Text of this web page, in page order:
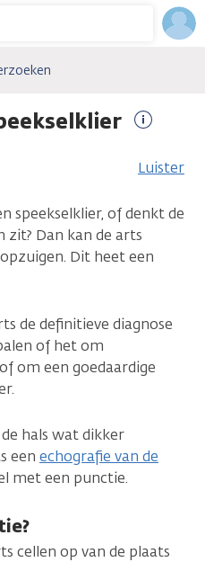
Luister
speekselklier, of denkt de
Dan kan de arts
Dit heet een
de definitieve diagnose
of het om
om een goedaardige
hals wat dikker
een echografie van de
met een punctie.
cellen op van de plaats